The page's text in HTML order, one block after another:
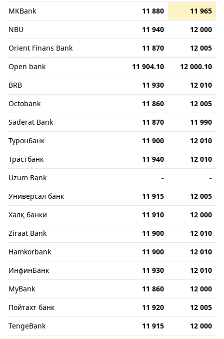
MKBank
11 880
11 965
NBU
11 940
12 000
Orient Finans Bank
11 870
12 005
Open bank
11 904.10
12 000.10
BRB
11 930
12 010
Octobank
11 860
12 005
Saderat Bank
11 870
11 990
Туронбанк
11 900
12 010
Трастбанк
11 940
12 010
Uzum Bank
-
-
Универсал банк
11 915
12 005
Халқ банки
11 910
12 000
Ziraat Bank
11 900
12 010
Hamkorbank
11 900
12 010
ИнфинБанк
11 930
12 010
MyBank
11 860
12 000
Пойтахт банк
11 920
12 005
TengeBank
11 915
12 000